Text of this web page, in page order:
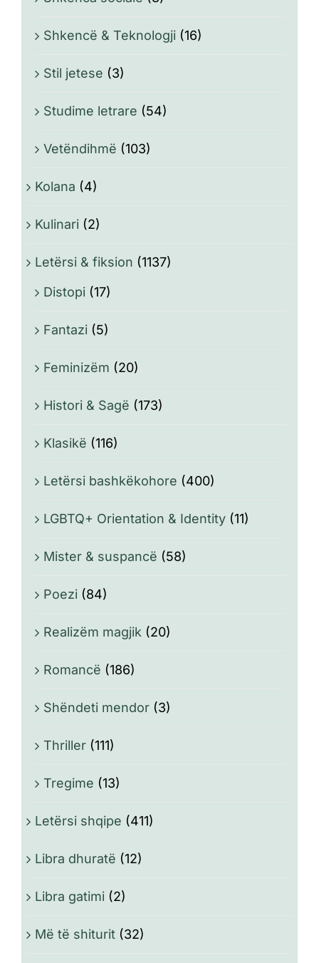
Shkencë & Teknologji (16)
Stil jetese (3)
Studime letrare (54)
Vetëndihmë (103)
Kolana (4)
Kulinari (2)
Letërsi & fiksion (1137)
Distopi (17)
Fantazi (5)
Feminizëm (20)
Histori & Sagë (173)
Klasikë (116)
Letërsi bashkëkohore (400)
LGBTQ+ Orientation & Identity (11)
Mister & suspancë (58)
Poezi (84)
Realizëm magjik (20)
Romancë (186)
Shëndeti mendor (3)
Thriller (111)
Tregime (13)
Letërsi shqipe (411)
Libra dhuratë (12)
Libra gatimi (2)
Më të shiturit (32)